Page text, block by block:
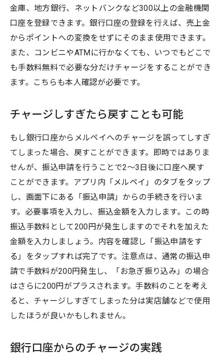
金庫、地方銀行、ネットバンクなど300以上の金融機関
口座を登録できます。銀行口座の登録を行えば、売上金
からポイントへの変換をせずにそのまま使用できます。
また、コンビニやATMに行かなくても、いつでもどこで
も手数料無料で必要な分だけチャージをすることができ
ます。こちらも本人確認が必要です。
チャージしすぎたら戻すことも可能
もし銀行口座からメルペイへのチャージを誤ってしすぎ
てしまった場合、戻すことができます。即時ではありま
せんが、振込申請を行うことで2～3日後に口座へ戻す
ことができます。アプリ内「メルペイ」のタブをタップ
し、画面下にある「振込申請」からの手続きを行いま
す。必要事項を入力し、振込金額を入力します。この時
振込手数料として200円が発生しますのでそれを加えた
金額を入力しましょう。内容を確認し「振込申請をす
る」をタップすれば完了です。注意点は、通常の振込申
請で手数料が200円発生し、「お急ぎ振り込み」の場合
はさらに200円がプラスされます。手数料のことを考え
ると、チャージしすぎてしまった分は実店舗などで使用
したほうが良いかもしれません。
銀行口座からのチャージの実践